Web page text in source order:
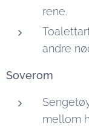
rene.
andre
Soverom
mellom